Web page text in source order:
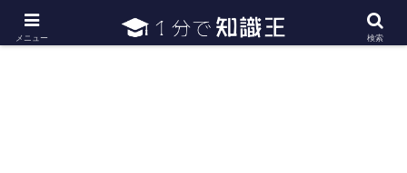
日常で必要な常識・知識や雑学・豆知識を幅広く紹介
メニュー 検索